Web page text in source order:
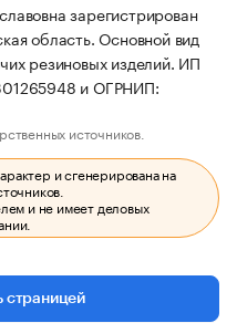
зарегистрирован
область. Основной вид
резиновых изделий. ИП
и ОГРНИП:
источников.
и сгенерирована на
и не имеет деловых
страницей